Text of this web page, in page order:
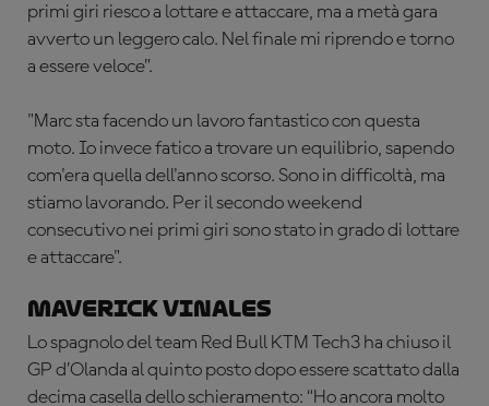
primi giri riesco a lottare e attaccare, ma a metà gara
avverto un leggero calo. Nel finale mi riprendo e torno
a essere veloce”.
"Marc sta facendo un lavoro fantastico con questa
moto. Io invece fatico a trovare un equilibrio, sapendo
com'era quella dell'anno scorso. Sono in difficoltà, ma
stiamo lavorando. Per il secondo weekend
consecutivo nei primi giri sono stato in grado di lottare
e attaccare".
Maverick Vinales
Lo spagnolo del team Red Bull KTM Tech3 ha chiuso il
GP d’Olanda al quinto posto dopo essere scattato dalla
decima casella dello schieramento: “Ho ancora molto